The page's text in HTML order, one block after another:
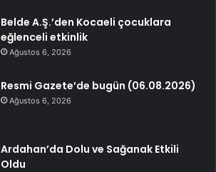
Belde A.Ş.’den Kocaeli çocuklara
eğlenceli etkinlik
Ağustos 6, 2026
Resmi Gazete’de bugün (06.08.2026)
Ağustos 6, 2026
Ardahan’da Dolu ve Sağanak Etkili
Oldu